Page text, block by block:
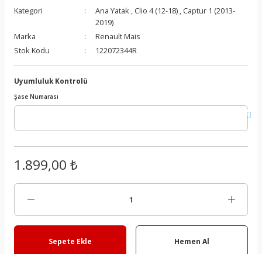
Kategori Ana Yatak , Clio 4 (12-18) , Captur 1 (2013-
2019)
Marka
Renault Mais
Stok Kodu
122072344R
Uyumluluk Kontrolü
Şase Numarası
1.899,00 ₺
Sepete Ekle Hemen Al